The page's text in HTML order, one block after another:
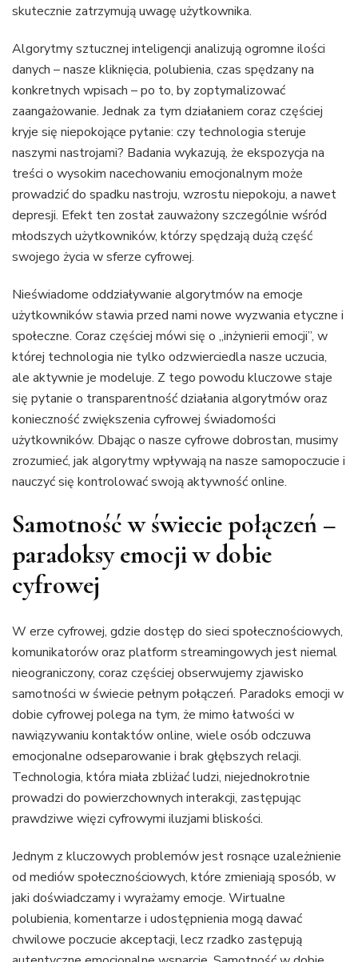
skutecznie zatrzymują uwagę użytkownika.
Algorytmy sztucznej inteligencji analizują ogromne ilości
danych – nasze kliknięcia, polubienia, czas spędzany na
konkretnych wpisach – po to, by zoptymalizować
zaangażowanie. Jednak za tym działaniem coraz częściej
kryje się niepokojące pytanie: czy technologia steruje
naszymi nastrojami? Badania wykazują, że ekspozycja na
treści o wysokim nacechowaniu emocjonalnym może
prowadzić do spadku nastroju, wzrostu niepokoju, a nawet
depresji. Efekt ten został zauważony szczególnie wśród
młodszych użytkowników, którzy spędzają dużą część
swojego życia w sferze cyfrowej.
Nieświadome oddziaływanie algorytmów na emocje
użytkowników stawia przed nami nowe wyzwania etyczne i
społeczne. Coraz częściej mówi się o „inżynierii emocji”, w
której technologia nie tylko odzwierciedla nasze uczucia,
ale aktywnie je modeluje. Z tego powodu kluczowe staje
się pytanie o transparentność działania algorytmów oraz
konieczność zwiększenia cyfrowej świadomości
użytkowników. Dbając o nasze cyfrowe dobrostan, musimy
zrozumieć, jak algorytmy wpływają na nasze samopoczucie i
nauczyć się kontrolować swoją aktywność online.
Samotność w świecie połączeń –
paradoksy emocji w dobie
cyfrowej
W erze cyfrowej, gdzie dostęp do sieci społecznościowych,
komunikatorów oraz platform streamingowych jest niemal
nieograniczony, coraz częściej obserwujemy zjawisko
samotności w świecie pełnym połączeń. Paradoks emocji w
dobie cyfrowej polega na tym, że mimo łatwości w
nawiązywaniu kontaktów online, wiele osób odczuwa
emocjonalne odseparowanie i brak głębszych relacji.
Technologia, która miała zbliżać ludzi, niejednokrotnie
prowadzi do powierzchownych interakcji, zastępując
prawdziwe więzi cyfrowymi iluzjami bliskości.
Jednym z kluczowych problemów jest rosnące uzależnienie
od mediów społecznościowych, które zmieniają sposób, w
jaki doświadczamy i wyrażamy emocje. Wirtualne
polubienia, komentarze i udostępnienia mogą dawać
chwilowe poczucie akceptacji, lecz rzadko zastępują